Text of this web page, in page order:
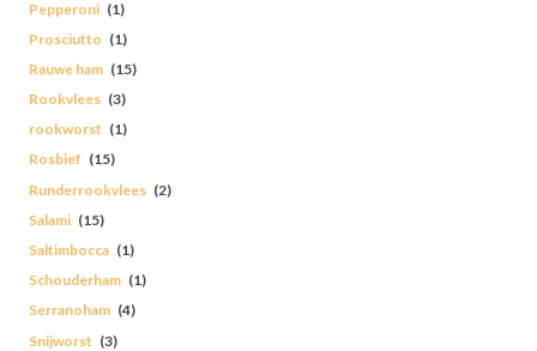
Pepperoni (1)
Prosciutto (1)
Rauwe ham (15)
Rookvlees (3)
rookworst (1)
Rosbief (15)
Runderrookvlees (2)
Salami (15)
Saltimbocca (1)
Schouderham (1)
Serranoham (4)
Snijworst (3)